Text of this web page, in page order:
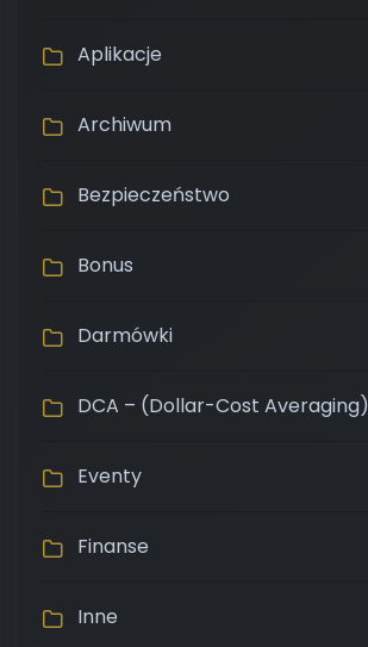
Aplikacje
Archiwum
Bezpieczeństwo
Bonus
Darmówki
DCA – (Dollar-Cost Averaging)
Eventy
Finanse
Inne